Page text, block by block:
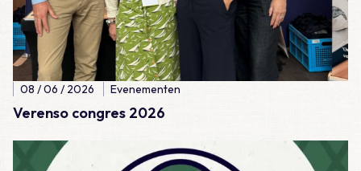
Verenso congres 2026
08 / 06 / 2026 Evenementen
Lees meer over Dag van de Huisarts 2026